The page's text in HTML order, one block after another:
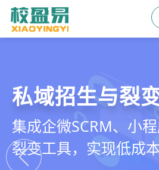
教培行业CRM
以学员为中心，打通
教学到复购转介绍的
引擎
智能销售漏斗
线索自动分配、标准
化分析，打造高绩效
精细化客户运
360°学员画像、自动
能续费预警，深度挖
私域招生与裂
集成企微SCRM、小
裂变工具，实现低成